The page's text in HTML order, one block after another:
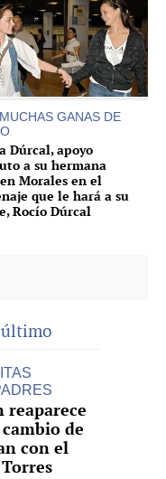
GANAS DE
Dúrcal, apoyo
a su hermana
Morales en el
que le hará a su
Rocío Dúrcal
reaparece
de
con el